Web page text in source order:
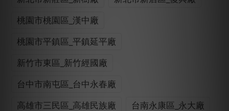
桃園市桃園區_漢中廠
桃園市平鎮區_平鎮延平廠
新竹市東區_新竹經國廠
台中市南屯區_台中永春廠
高雄市三民區_高雄民族廠
台南永康區_永大廠